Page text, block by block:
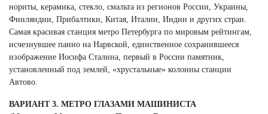
нориты, керамика, стекло, смальта из регионов России, Украины,
Финляндии, Прибалтики, Китая, Италии, Индии и других стран.
Самая красивая станция метро Петербурга по мировым рейтингам,
исчезнувшее панно на Нарвской, единственное сохранившееся
изображение Иосифа Сталина, первый в России памятник,
установленный под землей, «хрустальные» колонны станции
Автово.
ВАРИАНТ 3. МЕТРО ГЛАЗАМИ МАШИНИСТА